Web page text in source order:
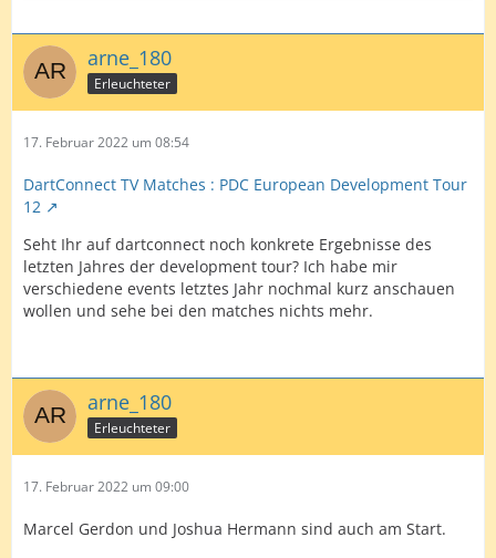
arne_180
Erleuchteter
17. Februar 2022 um 08:54
DartConnect TV Matches : PDC European Development Tour
12
Seht Ihr auf dartconnect noch konkrete Ergebnisse des
letzten Jahres der development tour? Ich habe mir
verschiedene events letztes Jahr nochmal kurz anschauen
wollen und sehe bei den matches nichts mehr.
arne_180
Erleuchteter
17. Februar 2022 um 09:00
Marcel Gerdon und Joshua Hermann sind auch am Start.